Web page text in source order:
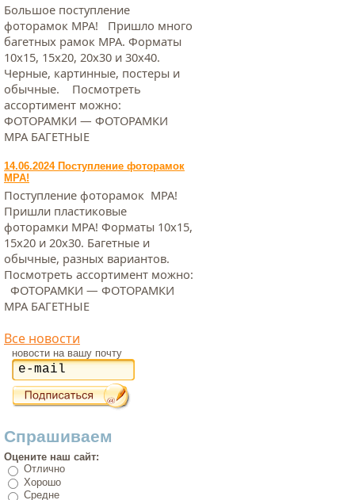
Большое поступление
фоторамок МРА! Пришло много
багетных рамок МРА. Форматы
10х15, 15х20, 20х30 и 30х40.
Черные, картинные, постеры и
обычные. Посмотреть
ассортимент можно:
ФОТОРАМКИ — ФОТОРАМКИ
МРА БАГЕТНЫЕ
14.06.2024 Поступление фоторамок
МРА!
Поступление фоторамок МРА!
Пришли пластиковые
фоторамки МРА! Форматы 10х15,
15х20 и 20х30. Багетные и
обычные, разных вариантов.
Посмотреть ассортимент можно:
ФОТОРАМКИ — ФОТОРАМКИ
МРА БАГЕТНЫЕ
Все новости
новости на вашу почту
Спрашиваем
Оцените наш сайт:
Отлично
Хорошо
Средне